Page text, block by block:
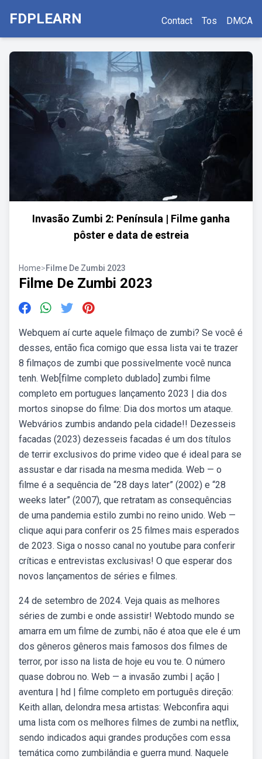
FDPLEARN Contact Tos DMCA
Invasão Zumbi 2: Península | Filme ganha
pôster e data de estreia
Home>Filme De Zumbi 2023
Filme De Zumbi 2023
Webquem aí curte aquele filmaço de zumbi? Se você é
desses, então fica comigo que essa lista vai te trazer
8 filmaços de zumbi que possivelmente você nunca
tenh. Web[filme completo dublado] zumbi filme
completo em portugues lançamento 2023 | dia dos
mortos sinopse do filme: Dia dos mortos um ataque.
Webvários zumbis andando pela cidade!! Dezesseis
facadas (2023) dezesseis facadas é um dos títulos
de terrir exclusivos do prime video que é ideal para se
assustar e dar risada na mesma medida. Web — o
filme é a sequência de “28 days later” (2002) e “28
weeks later” (2007), que retratam as consequências
de uma pandemia estilo zumbi no reino unido. Web —
clique aqui para conferir os 25 filmes mais esperados
de 2023. Siga o nosso canal no youtube para conferir
críticas e entrevistas exclusivas! O que esperar dos
novos lançamentos de séries e filmes.
24 de setembro de 2024. Veja quais as melhores
séries de zumbi e onde assistir! Webtodo mundo se
amarra em um filme de zumbi, não é atoa que ele é um
dos gêneros gêneros mais famosos dos filmes de
terror, por isso na lista de hoje eu vou te. O número
quase dobrou no. Web — a invasão zumbi | ação |
aventura | hd | filme completo em português direção:
Keith allan, delondra mesa artistas: Webconfira aqui
uma lista com os melhores filmes de zumbi na netflix,
sendo indicados aqui grandes produções com essa
temática como zumbilândia e guerra mund. Naquele